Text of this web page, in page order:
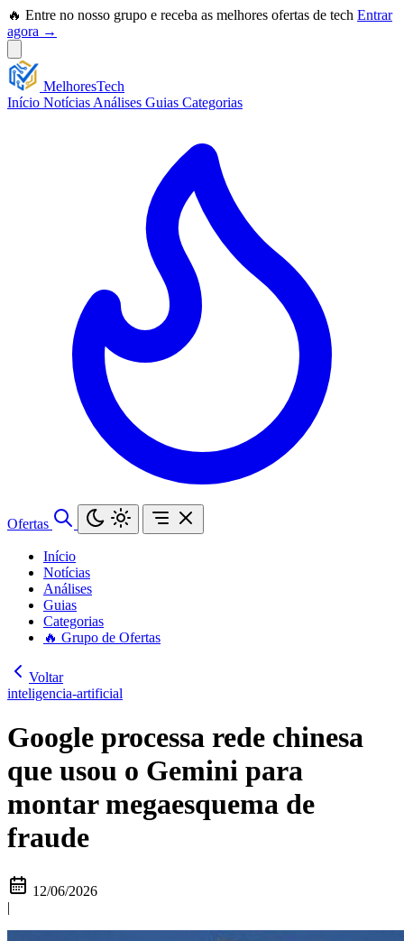
🔥 Entre no nosso grupo e receba as melhores ofertas de tech Entrar
agora →
MelhoresTech
Início Notícias Análises Guias Categorias
Ofertas
Início
Notícias
Análises
Guias
Categorias
🔥 Grupo de Ofertas
Voltar
inteligencia-artificial
Google processa rede chinesa
que usou o Gemini para
montar megaesquema de
fraude
12/06/2026
|